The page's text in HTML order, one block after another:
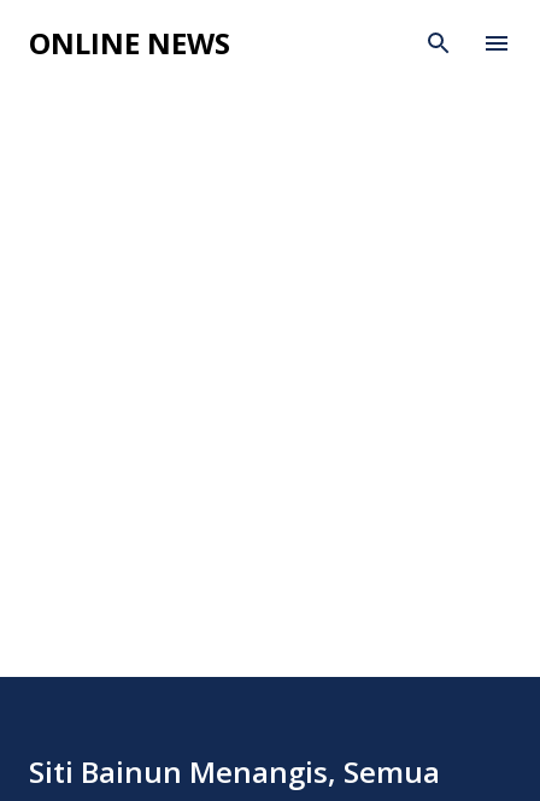
Skip to main content
ONLINE NEWS
Siti Bainun Menangis, Semua